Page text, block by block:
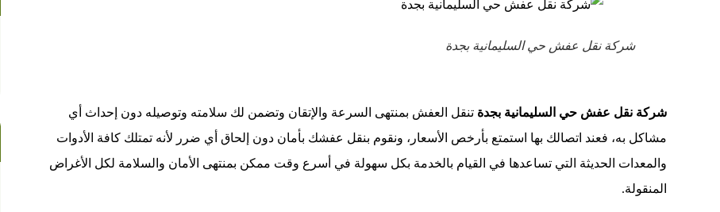
شركة نقل عفش حي السليمانية بجدة
شركة نقل عفش حي السليمانية بجدة تنقل العفش بمنتهى السرعة والإتقان وتضمن لك سلامته وتوصيله دون إحداث أي
مشاكل به، فعند اتصالك بها استمتع بأرخص الأسعار، ونقوم بنقل عفشك بأمان دون إلحاق أي ضرر لأنه تمتلك كافة الأدوات
والمعدات الحديثة التي تساعدها في القيام بالخدمة بكل سهولة في أسرع وقت ممكن بمنتهى الأمان والسلامة لكل الأغراض
المنقولة.